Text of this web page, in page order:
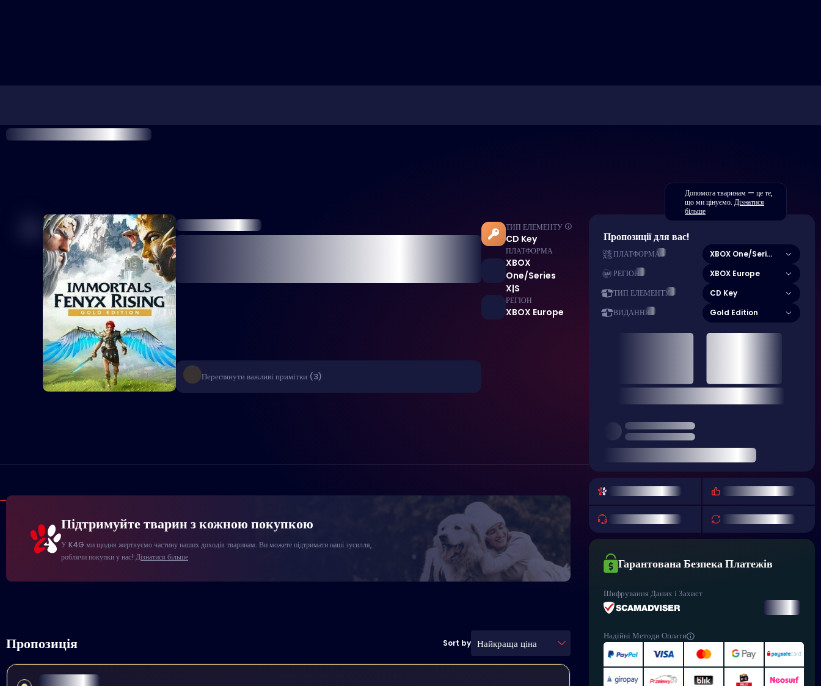
Переглянути важливі примітки (3)
ТИП ЕЛЕМЕНТУ
CD Key
ПЛАТФОРМА
XBOX
One/Series
X|S
РЕГІОН
XBOX Europe
Підтримуйте тварин з кожною покупкою
У K4G ми щодня жертвуємо частину наших доходів тваринам. Ви можете підтримати наші зусилля,
роблячи покупки у нас! Дізнатися більше
Пропозиція Sort by Найкраща ціна
Допомога тваринам — це те,
що ми цінуємо. Дізнатися
більше
Пропозиції для вас!
ПЛАТФОРМА XBOX One/Series X|S
РЕГІОН XBOX Europe
ТИП ЕЛЕМЕНТУ CD Key
ВИДАННЯ Gold Edition
Гарантована Безпека Платежів
Шифрування Даних і Захист
Надійні Методи Оплати